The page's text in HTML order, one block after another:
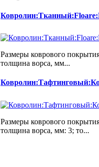
Размеры коврового
толщина ворса, мм...
Размеры коврового
толщина ворса, мм: 3; то...